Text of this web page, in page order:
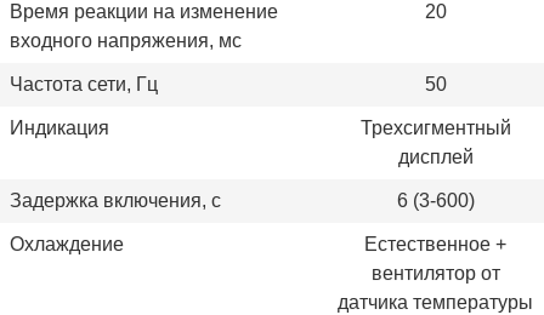
Время реакции на изменение
входного напряжения, мс
20
Частота сети, Гц 50
Индикация
Трехсигментный
дисплей
Задержка включения, с 6 (3-600)
Охлаждение
Естественное +
вентилятор от
датчика температуры